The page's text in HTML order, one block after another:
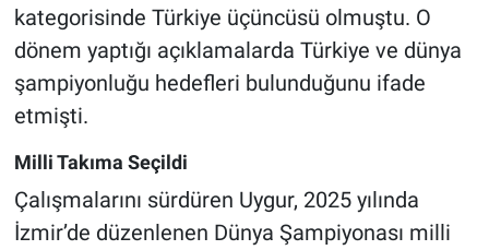
kategorisinde Türkiye üçüncüsü olmuştu. O
dönem yaptığı açıklamalarda Türkiye ve dünya
şampiyonluğu hedefleri bulunduğunu ifade
etmişti.
Milli Takıma Seçildi
Çalışmalarını sürdüren Uygur, 2025 yılında
İzmir’de düzenlenen Dünya Şampiyonası milli